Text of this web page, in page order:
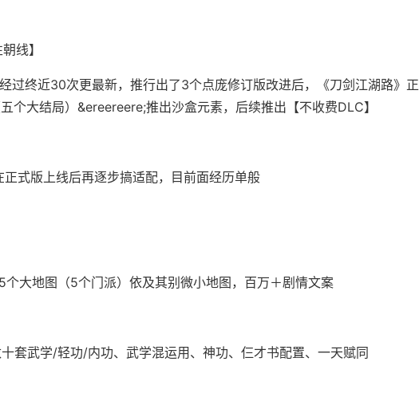
线】
过终近30次更最新，推行出了3个点庞修订版改进后，《刀剑江湖路》正
个大结局）&ereereere;推出沙盒元素，后续推出【不收费DLC】
式版上线后再逐步搞适配，目前面经历单般
个大地图（5个门派）依及其别微小地图，百万＋剧情文案
套武学/轻功/内功、武学混运用、神功、仨才书配置、一天赋同